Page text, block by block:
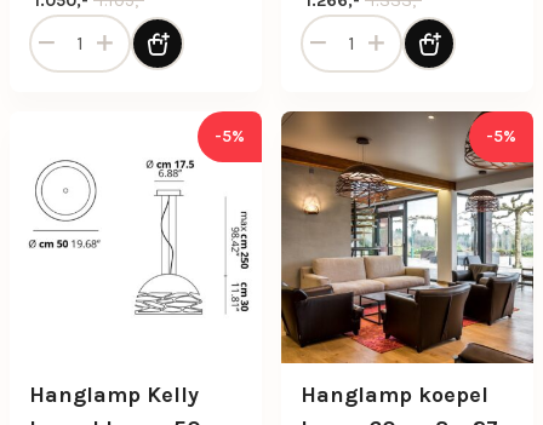
Hanglamp Kelly koepel 60cm champagne aantal
Hanglamp Kelly koepel
-5%
Hanglamp Kelly
-5%
Hanglamp koepel